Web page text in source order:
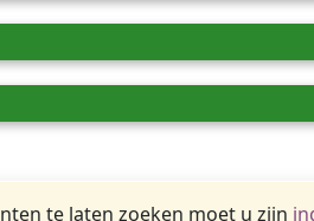
te laten zoeken moet u zijn